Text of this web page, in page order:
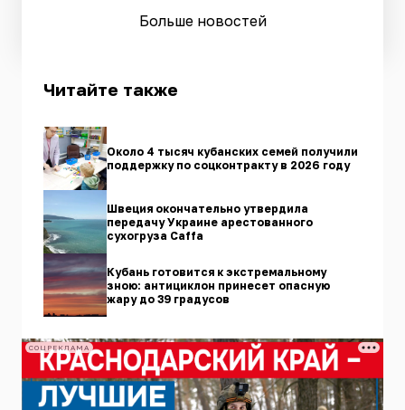
Больше новостей
Читайте также
Около 4 тысяч кубанских семей получили
поддержку по соцконтракту в 2026 году
Швеция окончательно утвердила
передачу Украине арестованного
сухогруза Caffа
Кубань готовится к экстремальному
зною: антициклон принесет опасную
жару до 39 градусов
СОЦРЕКЛАМА